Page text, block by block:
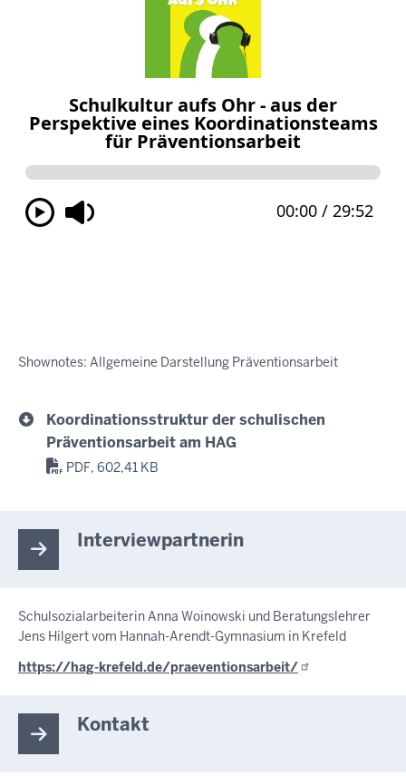
Shownotes: Allgemeine Darstellung Präventionsarbeit
Koordinationsstruktur der schulischen
Präventionsarbeit am HAG
PDF, 602,41 KB
Interviewpartnerin
Schulsozialarbeiterin Anna Woinowski und Beratungslehrer
Jens Hilgert vom Hannah-Arendt-Gymnasium in Krefeld
https://hag-krefeld.de/praeventionsarbeit/
Kontakt